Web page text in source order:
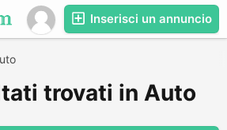
Inserisci un annuncio
trovati in Auto